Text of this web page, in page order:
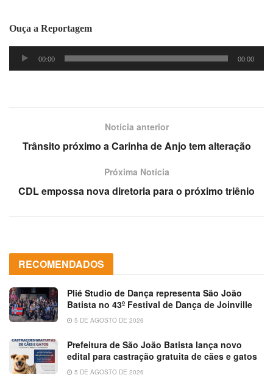
Ouça a Reportagem
Tocador
de
00:00 00:00
Notícia anterior
Trânsito próximo a Carinha de Anjo tem alteração
Próxima Notícia
CDL empossa nova diretoria para o próximo triênio
RECOMENDADOS
Plié Studio de Dança representa São João
Batista no 43º Festival de Dança de Joinville
5 DE AGOSTO DE 2026
Prefeitura de São João Batista lança novo
edital para castração gratuita de cães e gatos
5 DE AGOSTO DE 2026